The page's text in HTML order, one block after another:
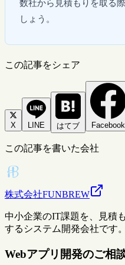
数社から見積もりを取る
しょう。
この記事をシェア
X LINE はてブ Facebook
この記事を書いた会社
株式会社FUNBREW
中小企業のIT課題を、見積
するシステム開発会社です。
Webアプリ開発のご相